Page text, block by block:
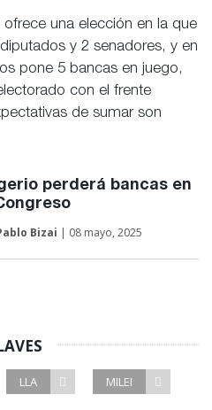
una elección en la que
y 2 senadores, y en
pone 5 bancas en juego,
con el frente
de sumar son
perderá bancas en
Bizai | 08 mayo, 2025
LLA MILEI